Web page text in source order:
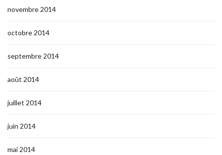
novembre 2014
octobre 2014
septembre 2014
août 2014
juillet 2014
juin 2014
mai 2014